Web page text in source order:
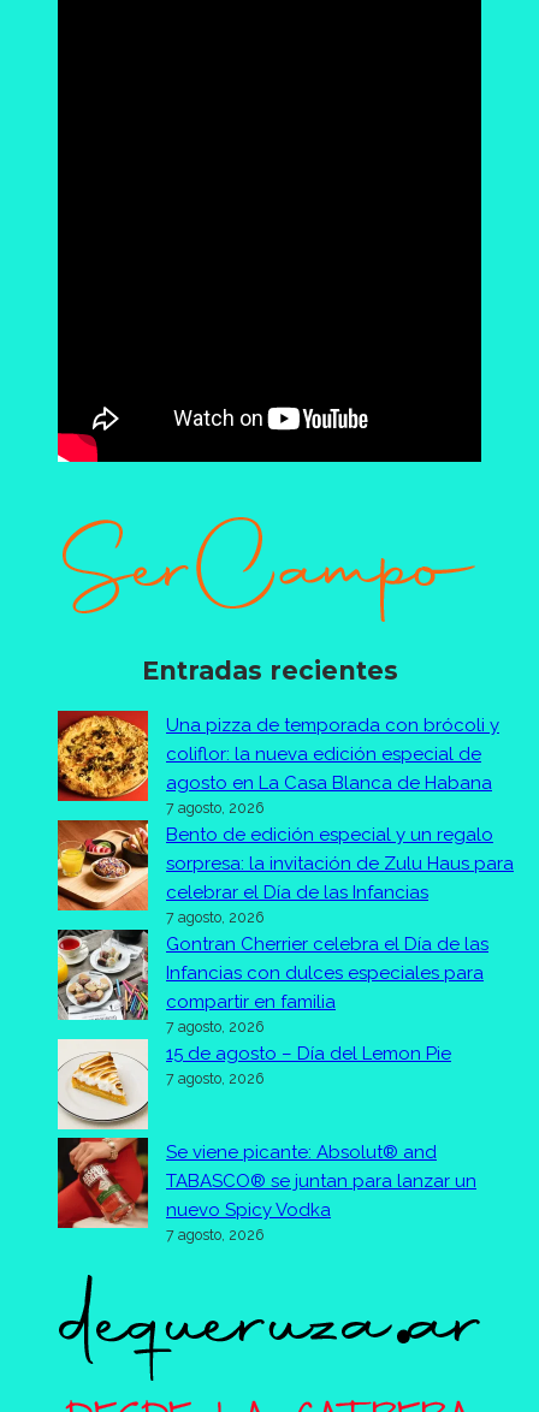
Entradas recientes
Una pizza de temporada con brócoli y
coliflor: la nueva edición especial de
agosto en La Casa Blanca de Habana
7 agosto, 2026
Bento de edición especial y un regalo
sorpresa: la invitación de Zulu Haus para
celebrar el Día de las Infancias
7 agosto, 2026
Gontran Cherrier celebra el Día de las
Infancias con dulces especiales para
compartir en familia
7 agosto, 2026
15 de agosto – Día del Lemon Pie
7 agosto, 2026
Se viene picante: Absolut® and
TABASCO® se juntan para lanzar un
nuevo Spicy Vodka
7 agosto, 2026